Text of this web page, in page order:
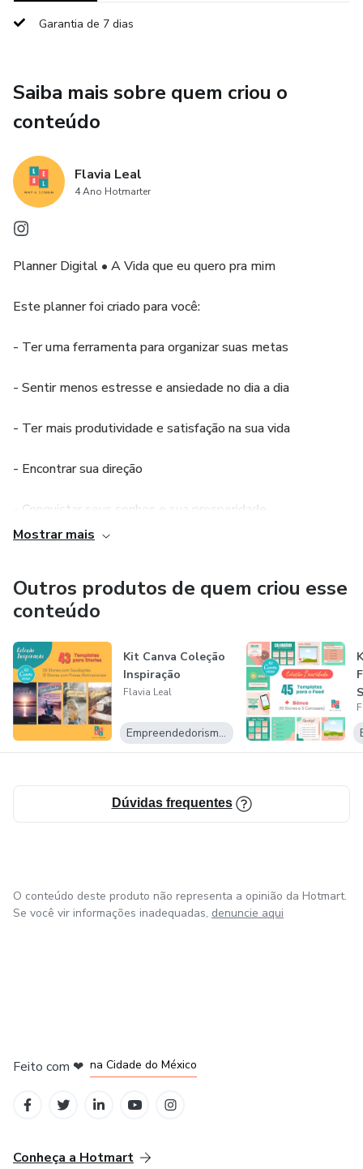
Garantia de 7 dias
Saiba mais sobre quem criou o
conteúdo
Flavia Leal
4 Ano Hotmarter
Planner Digital • A Vida que eu quero pra mim
Este planner foi criado para você:
- Ter uma ferramenta para organizar suas metas
- Sentir menos estresse e ansiedade no dia a dia
- Ter mais produtividade e satisfação na sua vida
- Encontrar sua direção
- Conquistar seus sonhos e sua prosperidade
Fácil e prático de usar
Design exclusivo
Você pode começar quando quiser
Você vai ter acesso a:
Calendário Lunar
Planner Anual
Avaliação Semanal
Frases Inspiradoras a cada mês
Mostrar mais
Outros produtos de quem criou esse
conteúdo
Kit Canva Coleção
Inspiração
Flavia Leal
Empreendedorismo Digital
Dúvidas frequentes
O conteúdo deste produto não representa a opinião da Hotmart.
Se você vir informações inadequadas, denuncie aqui
Feito com ❤ na Cidade do México
Conheça a Hotmart